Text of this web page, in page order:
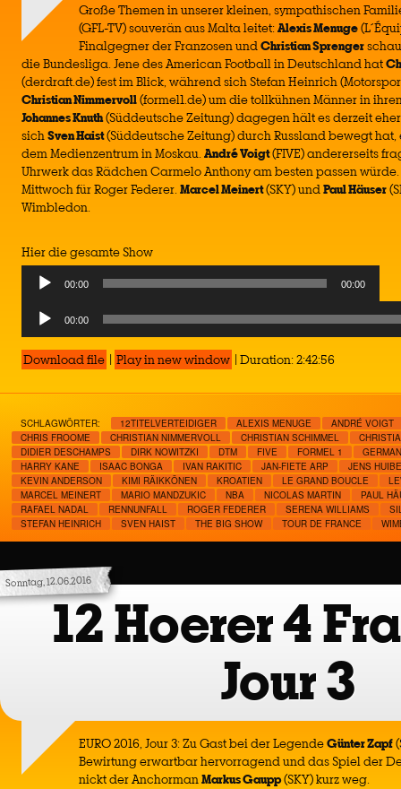
Große Themen in unserer kleinen, sympathischen
(GFL-TV) souverän aus Malta leitet:Alexis Menuge
Finalgegner der Franzosen undChristian Sprenger
die Bundesliga. Jene des American Football in Deutschland hat
(derdraft.de) fest im Blick, während sich Stefan Heinrich
Christian Nimmervoll(formel1.de) um die tollkühnen Männer in
Johannes Knuth(Süddeutsche Zeitung) dagegen hält es derzeit
sichSven Haist(Süddeutsche Zeitung) durch Russland bewegt
dem Medienzentrum in Moskau.André Voigt(FIVE) andererseits
Uhrwerk das Rädchen Carmelo Anthony am besten passen
Mittwoch für Roger Federer.Marcel Meinert(SKY) undPaul Häuser
Wimbledon.
Hier die gesamte Show
Audio
00:00 00:00
Audio
Player
00:00
Download file | Play in new window | Duration: 2:42:56
SCHLAGWÖRTER: 12TITELVERTEIDIGER ALEXIS MENUGE
ANDRÉ VOIGT
CHRIS FROOME
CHRISTIAN NIMMERVOLL CHRISTIAN SCHIMMEL
DIDIER DESCHAMPS
DIRK NOWITZKI DTM FIVE FORMEL 1
HARRY KANE
ISAAC BONGA IVAN RAKITIC JAN-FIETE ARP
JENS
KEVIN ANDERSON
KIMI RÄIKKÖNEN KROATIEN LE GRAND BOUCLE
MARCEL MEINERT
MARIO MANDZUKIC NBA NICOLAS MARTIN
PAUL
RAFAEL NADAL
RENNUNFALL ROGER FEDERER SERENA WILLIAMS
STEFAN HEINRICH
SVEN HAIST THE BIG SHOW TOUR DE FRANCE
Sonntag, 12.06.2016
12 Hoerer 4
Jour 3
EURO 2016, Jour 3: Zu Gast bei der LegendeGünter Zapf
Bewirtung erwartbar hervorragend und das Spiel der
nickt der AnchormanMarkus Gaupp(SKY) kurz weg.